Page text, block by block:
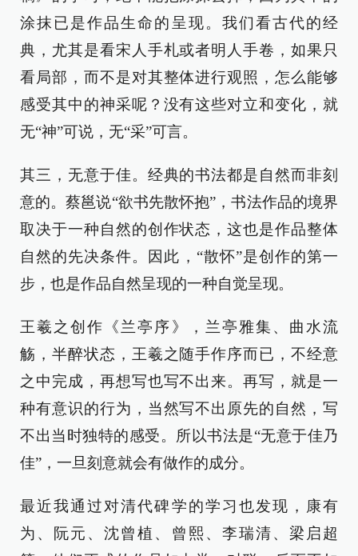
涂抹已是作品生命的呈现。我们看古代的经
典，尤其是看宋人手札或者明人手卷，如果只
看局部，而不是对其整体进行观照，怎么能够
感受其中的神采呢？没有这些对立和变化，就
无“神”可说，无“采”可言。
其三，无意于佳。经典的书法都是自然而非刻
意的。蔡邕说“欲书先散怀抱”，书法作品的境界
取决于一种自然的创作状态，这也是作品整体
自然的先决条件。因此，“散怀”是创作的第一
步，也是作品自然呈现的一种自觉呈现。
王羲之创作《兰亭序》，兰亭雅集、曲水流
觞，半醉状态，王羲之随手作序而已，不经意
之中完成，再想写也写不出来。再写，就是一
种有意识的行为，当然写不出原先的自然，写
不出当时独特的感受。所以书法是“无意于佳乃
佳”，一旦刻意就会有做作的成分。
最近我通过对清代碑学的学习也发现，康有
为、阮元、沈曾植、曾熙、李瑞清、梁启超